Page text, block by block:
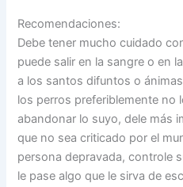
Recomendaciones:
Debe tener mucho cuidado
puede salir en la sangre o en
a los santos difuntos o
los perros preferiblemente no
abandonar lo suyo, dele más
que no sea criticado por el
persona depravada, controle
le pase algo que le sirva de